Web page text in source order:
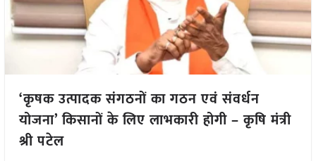
‘कृषक उत्पादक संगठनों का गठन एवं संवर्धन
योजना’ किसानों के लिए लाभकारी होगी – कृषि मंत्री
श्री पटेल